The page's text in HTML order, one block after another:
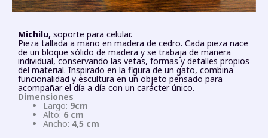
Michilu, soporte para celular.
Pieza tallada a mano en madera de cedro. Cada pieza nace
de un bloque sólido de madera y se trabaja de manera
individual, conservando las vetas, formas y detalles propios
del material. Inspirado en la figura de un gato, combina
funcionalidad y escultura en un objeto pensado para
acompañar el día a día con un carácter único.
Dimensiones
Largo: 9cm
Alto: 6 cm
Ancho: 4,5 cm